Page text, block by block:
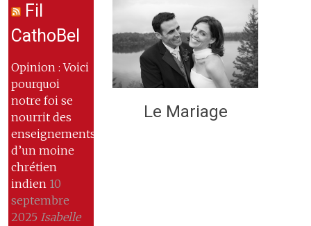
Fil
CathoBel
Opinion : Voici
pourquoi
notre foi se
nourrit des
enseignements
d’un moine
chrétien
indien 10
septembre
2025 Isabelle
Le Mariage